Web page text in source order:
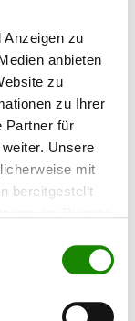
Anzeigen zu
anbieten
zu
zu Ihrer
Partner für
Unsere
mit
bereitgestellt
Design
von